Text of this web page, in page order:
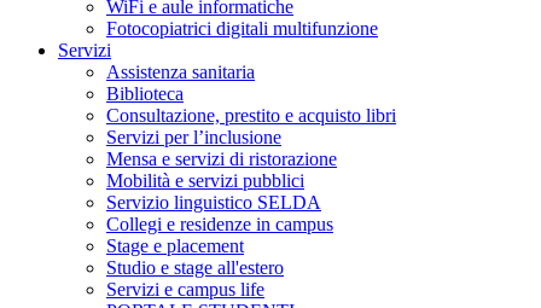
WiFi e aule informatiche
Fotocopiatrici digitali multifunzione
Servizi
Assistenza sanitaria
Biblioteca
Consultazione, prestito e acquisto libri
Servizi per l’inclusione
Mensa e servizi di ristorazione
Mobilità e servizi pubblici
Servizio linguistico SELDA
Collegi e residenze in campus
Stage e placement
Studio e stage all'estero
Servizi e campus life